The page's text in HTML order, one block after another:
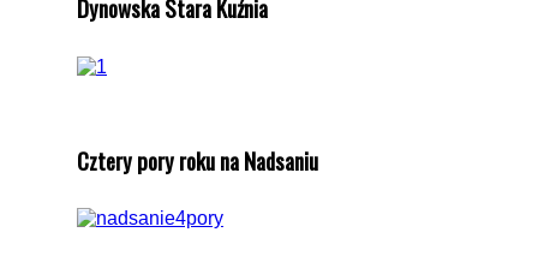
Dynowska Stara Kuźnia
Cztery pory roku na Nadsaniu